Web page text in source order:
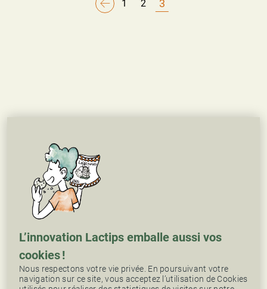
1 2 3
L’innovation Lactips emballe aussi vos
cookies !
Nous respectons votre vie privée. En poursuivant votre
navigation sur ce site, vous acceptez l’utilisation de Cookies